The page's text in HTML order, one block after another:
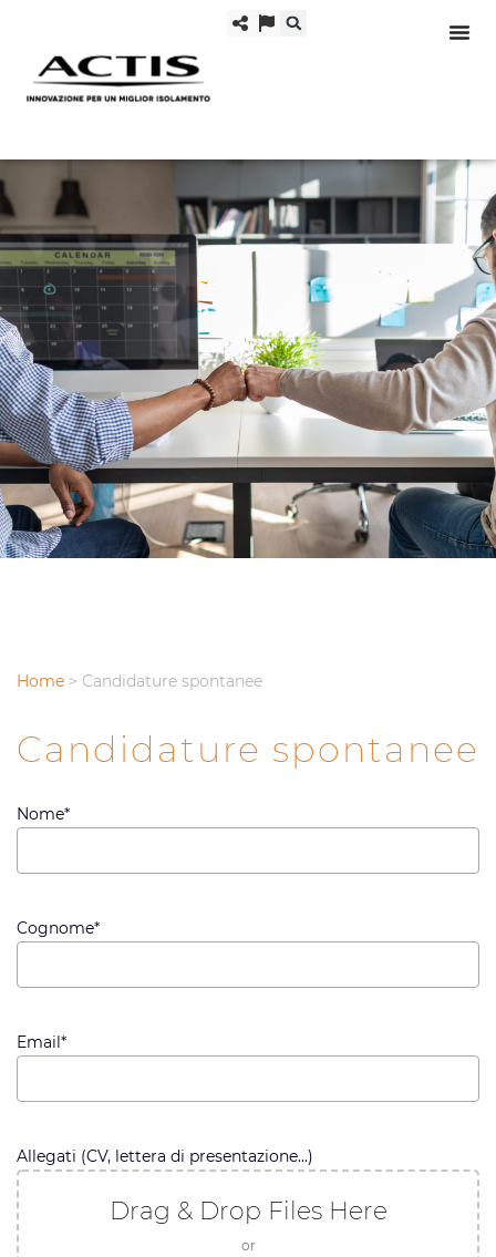
Home > Candidature spontanee
Candidature spontanee
Nome*
Cognome*
Email*
Allegati (CV, lettera di presentazione...)
Drag & Drop Files Here
or